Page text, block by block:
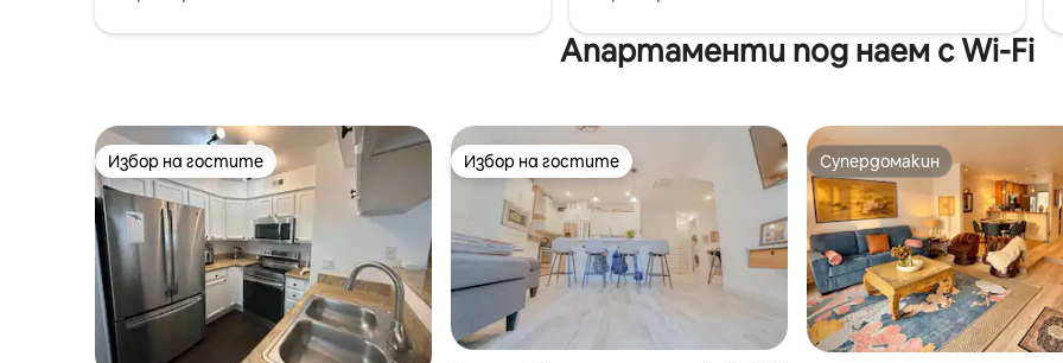
Апартаменти под наем с Wi-Fi
Избор на гостите
Избор на гостите Избор на гостите
Избор на гостите Супердомакин
Супердомакин